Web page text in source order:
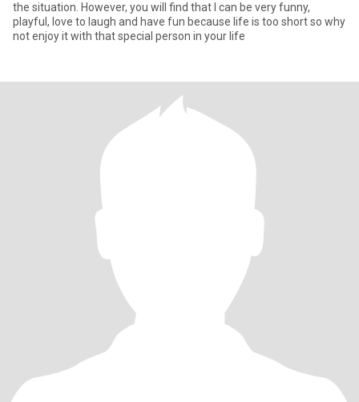
the situation. However, you will find that I can be very funny,
playful, love to laugh and have fun because life is too short so why
not enjoy it with that special person in your life